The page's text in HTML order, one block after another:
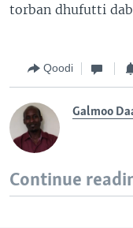
torban dhufutti
Qoodi
Galmoo
Continue